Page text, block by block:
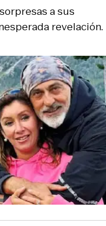
a sus
revelación.